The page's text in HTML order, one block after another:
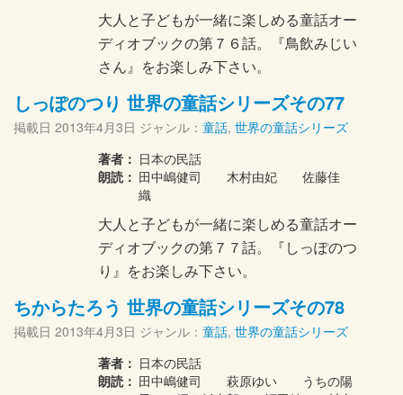
大人と子どもが一緒に楽しめる童話オー
ディオブックの第７６話。『鳥飲みじい
さん』をお楽しみ下さい。
しっぽのつり 世界の童話シリーズその77
掲載日 2013年4月3日 ジャンル： 童話, 世界の童話シリーズ
著者： 日本の民話
朗読： 田中嶋健司 木村由妃 佐藤佳
織
大人と子どもが一緒に楽しめる童話オー
ディオブックの第７７話。『しっぽのつ
り』をお楽しみ下さい。
ちからたろう 世界の童話シリーズその78
掲載日 2013年4月3日 ジャンル： 童話, 世界の童話シリーズ
著者： 日本の民話
朗読： 田中嶋健司 萩原ゆい うちの陽